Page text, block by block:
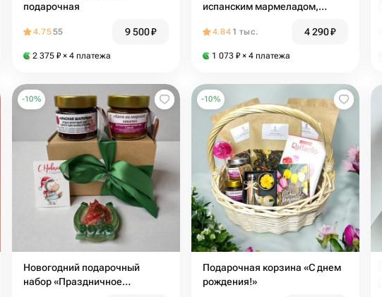
подарочная
4.7555 9 500₽
2 375 ₽ × 4 платежа
испанским мармеладом,
4.84 1 тыс. 4 290₽
1 073 ₽ × 4 платежа
-10%
Новогодний подарочный
набор «Праздничное
-10%
Подарочная корзина «С днем
рождения!»